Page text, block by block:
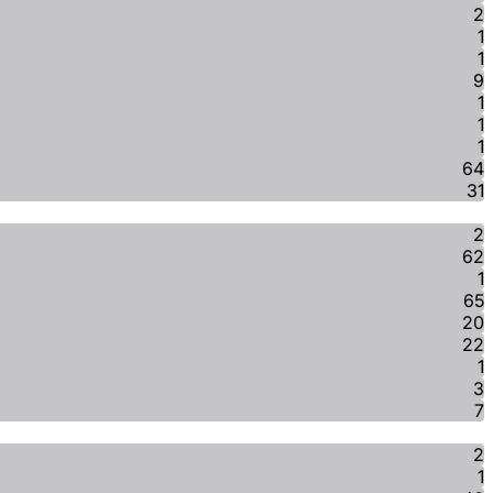
2
1
1
9
1
1
1
64
31
2
62
1
65
20
22
1
3
7
2
1